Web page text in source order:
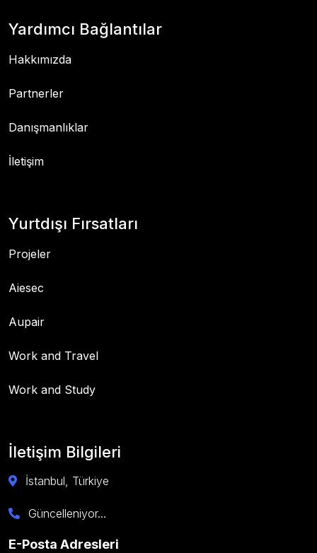
Yardımcı Bağlantılar
Hakkımızda
Partnerler
Danışmanlıklar
İletişim
Yurtdışı Fırsatları
Projeler
Aiesec
Aupair
Work and Travel
Work and Study
İletişim Bilgileri
İstanbul, Türkiye
Güncelleniyor...
E-Posta Adresleri